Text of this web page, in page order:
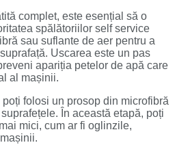
complet, este esențial să o
spălătoriilor self service
sau suflante de aer pentru a
Uscarea este un pas
apariția petelor de apă care
al mașinii.
folosi un prosop din microfibră
În această etapă, poți
mici, cum ar fi oglinzile,